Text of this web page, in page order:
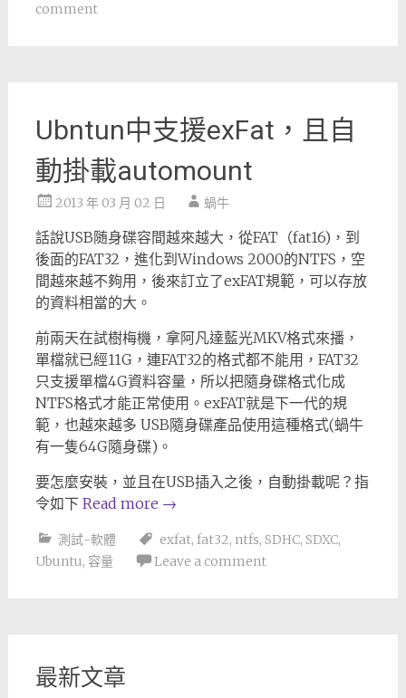
comment
Ubntun中支援exFat，且自
動掛載automount
2013 年 03 月 02 日 蝸牛
話說USB随身碟容間越來越大，從FAT（fat16)，到
後面的FAT32，進化到Windows 2000的NTFS，空
間越來越不夠用，後來訂立了exFAT規範，可以存放
的資料相當的大。
前兩天在試樹梅機，拿阿凡達藍光MKV格式來播，
單檔就已經11G，連FAT32的格式都不能用，FAT32
只支援單檔4G資料容量，所以把隨身碟格式化成
NTFS格式才能正常使用。exFAT就是下一代的規
範，也越來越多 USB隨身碟產品使用這種格式(蝸牛
有一隻64G隨身碟)。
要怎麼安裝，並且在USB插入之後，自動掛載呢？指
令如下 Read more →
測試-軟體 exfat, fat32, ntfs, SDHC, SDXC,
Ubuntu, 容量 Leave a comment
最新文章